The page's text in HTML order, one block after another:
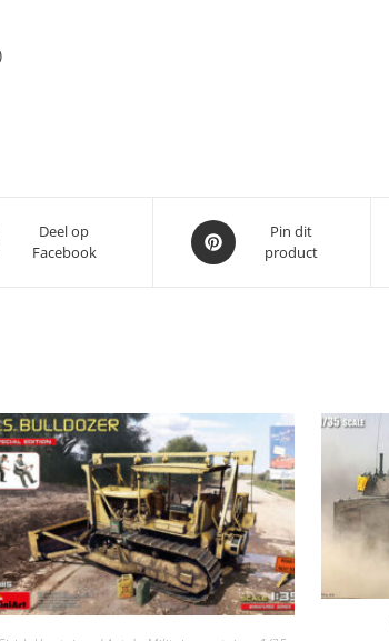
Deel op
Facebook
Opent
in
Pin dit
product